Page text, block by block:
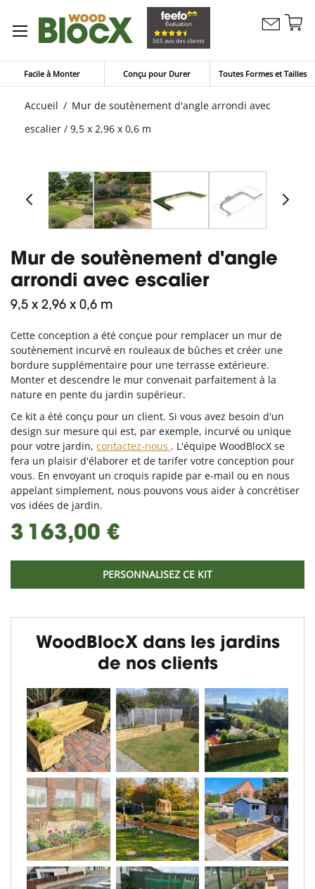
Évaluation
565 avis des clients
Contactez
Facile à Monter Conçu pour Durer Toutes Formes et Tailles
Accueil
Mur de soutènement d'angle arrondi avec
escalier / 9,5 x 2,96 x 0,6 m
Mur de soutènement d'angle
arrondi avec escalier
9,5 x 2,96 x 0,6 m
Cette conception a été conçue pour remplacer un mur de
soutènement incurvé en rouleaux de bûches et créer une
bordure supplémentaire pour une terrasse extérieure.
Monter et descendre le mur convenait parfaitement à la
nature en pente du jardin supérieur.
Ce kit a été conçu pour un client. Si vous avez besoin d'un
design sur mesure qui est, par exemple, incurvé ou unique
pour votre jardin, contactez-nous . L'équipe WoodBlocX se
fera un plaisir d'élaborer et de tarifer votre conception pour
vous. En envoyant un croquis rapide par e-mail ou en nous
appelant simplement, nous pouvons vous aider à concrétiser
vos idées de jardin.
3 163,00 €
PERSONNALISEZ CE KIT
WoodBlocX dans les jardins
de nos clients